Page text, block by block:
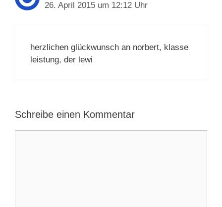
26. April 2015 um 12:12 Uhr
herzlichen glückwunsch an norbert, klasse
leistung, der lewi
Schreibe einen Kommentar